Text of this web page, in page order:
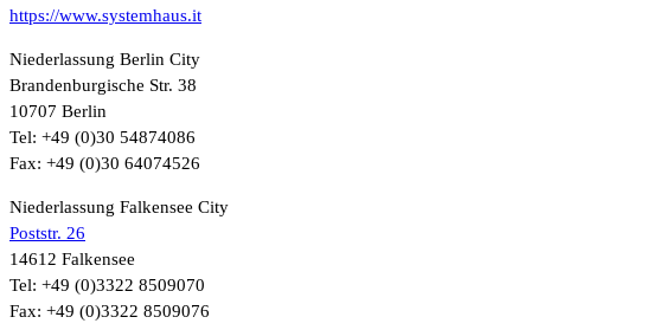
https://www.systemhaus.it
Niederlassung Berlin City
Brandenburgische Str. 38
10707 Berlin
Tel: +49 (0)30 54874086
Fax: +49 (0)30 64074526
Niederlassung Falkensee City
Poststr. 26
14612 Falkensee
Tel: +49 (0)3322 8509070
Fax: +49 (0)3322 8509076